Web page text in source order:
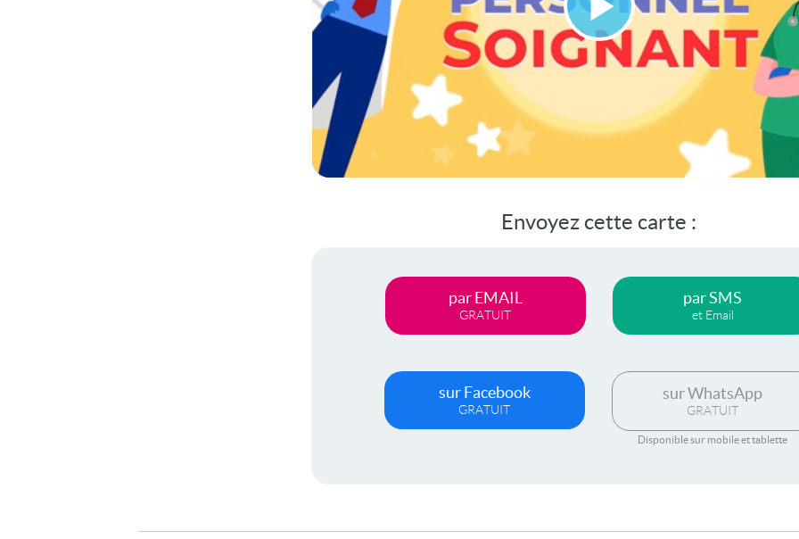
Lire
vidéo
Envoyez cette carte :
par EMAIL
GRATUIT
par SMS
et Email
sur Facebook
GRATUIT
sur WhatsApp
GRATUIT
Disponible sur mobile et tablette